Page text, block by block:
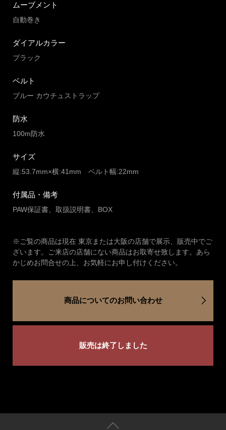
ムーブメント
自動巻き
ダイアルカラー
ブラック
ベルト
ブルー カウチュストラップ
防水
100m防水
サイズ
縦:53.7mm×横:41mm ベルト幅:22mm
付属品・備考
PAW保証書、取扱説明書、BOX
※ご覧の商品は現在 東京または大阪の店舗で展示、販売中でご
ざいます。ご来店の店舗にない商品はお取寄せ致します。あら
かじめお問合せの上、お気軽にお申し付けください。
商品についてのお問い合わせ
販売は終了しました